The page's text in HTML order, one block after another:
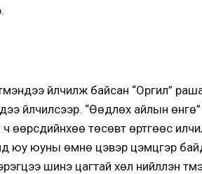
үйлчилж байсан “Оргил”
үйлчилсээр. “Өөдлөх айлын
төсөвт өртгөөс
юу юуны өмнө цэвэр цэмцгэр
шинэ цагтай хөл нийлүүлэн